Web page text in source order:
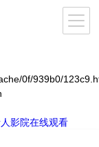
0f/939b0/
影院在线观看